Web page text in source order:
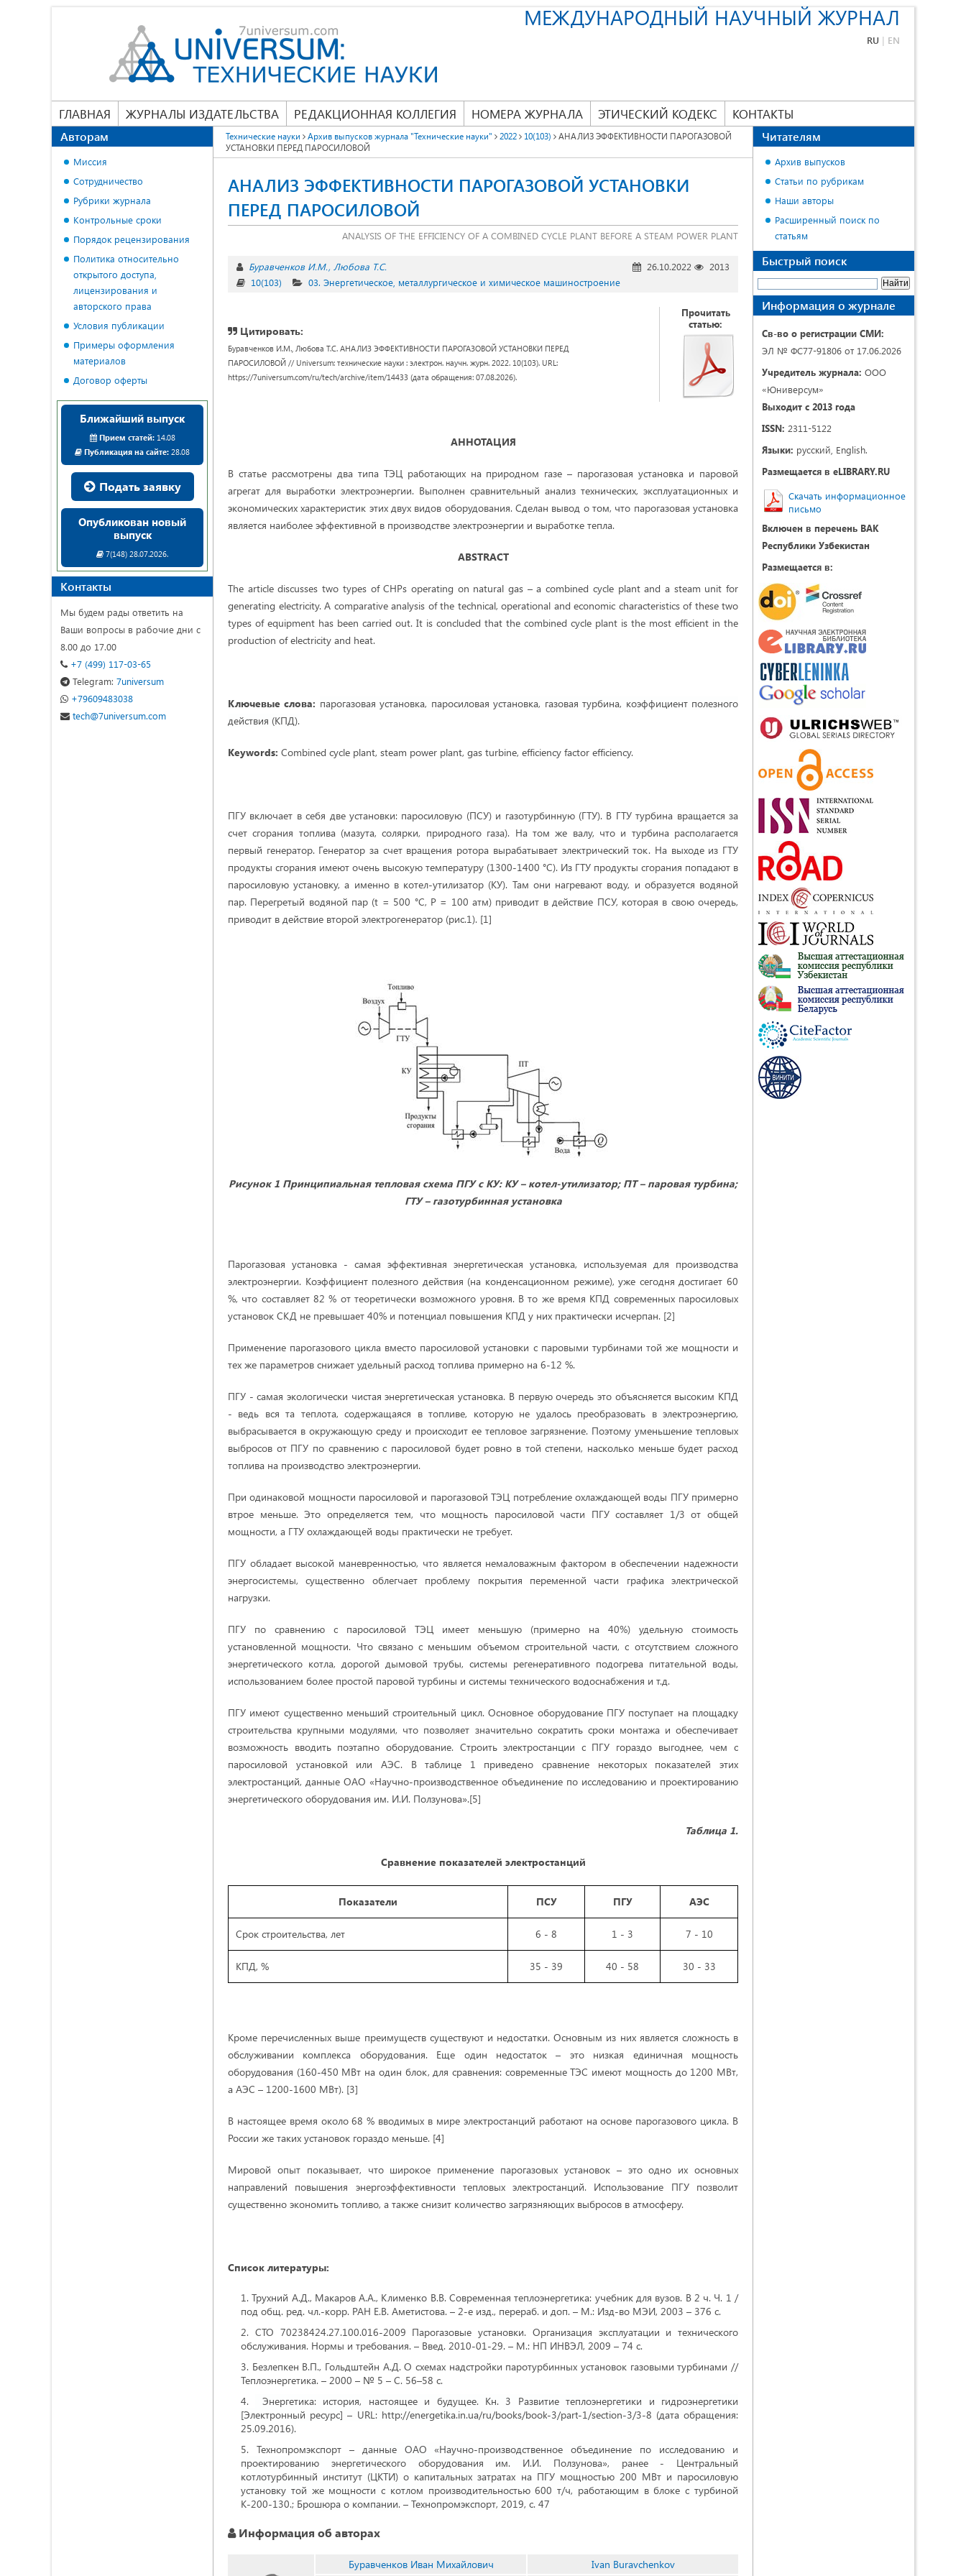
МЕЖДУНАРОДНЫЙ НАУЧНЫЙ ЖУРНАЛ
RU | EN
ГЛАВНАЯ ЖУРНАЛЫ ИЗДАТЕЛЬСТВА РЕДАКЦИОННАЯ КОЛЛЕГИЯ НОМЕРА ЖУРНАЛА ЭТИЧЕСКИЙ КОДЕКС КОНТАКТЫ
Технические науки Архив выпусков журнала "Технические науки" 2022 10(103)
АНАЛИЗ ЭФФЕКТИВНОСТИ ПАРОГАЗОВОЙ
УСТАНОВКИ ПЕРЕД ПАРОСИЛОВОЙ
АНАЛИЗ ЭФФЕКТИВНОСТИ ПАРОГАЗОВОЙ УСТАНОВКИ
ПЕРЕД ПАРОСИЛОВОЙ
ANALYSIS OF THE EFFICIENCY OF A COMBINED CYCLE PLANT BEFORE A STEAM POWER PLANT
Буравченков И.М. Любова Т.С. 26.10.2022
2013
10(103)
03. Энергетическое, металлургическое и химическое машиностроение
Цитировать:
Буравченков И.М., Любова Т.С. АНАЛИЗ ЭФФЕКТИВНОСТИ ПАРОГАЗОВОЙ УСТАНОВКИ ПЕРЕД
ПАРОСИЛОВОЙ // Universum: технические науки : электрон. научн. журн. 2022. 10(103). URL:
https://7universum.com/ru/tech/archive/item/14433 (дата обращения: 07.08.2026).
Прочитать
статью:
АННОТАЦИЯ
В статье рассмотрены два типа ТЭЦ работающих на природном газе – парогазовая установка и паровой
агрегат для выработки электроэнергии. Выполнен сравнительный анализ технических, эксплуатационных и
экономических характеристик этих двух видов оборудования. Сделан вывод о том, что парогазовая установка
является наиболее эффективной в производстве электроэнергии и выработке тепла.
ABSTRACT
The article discusses two types of CHPs operating on natural gas – a combined cycle plant and a steam unit for
generating electricity. A comparative analysis of the technical, operational and economic characteristics of these two
types of equipment has been carried out. It is concluded that the combined cycle plant is the most efficient in the
production of electricity and heat.
Ключевые слова: парогазовая установка, паросиловая установка, газовая турбина, коэффициент полезного
действия (КПД).
Keywords: Combined cycle plant, steam power plant, gas turbine, efficiency factor efficiency.
ПГУ включает в себя две установки: паросиловую (ПСУ) и газотурбинную (ГТУ). В ГТУ турбина вращается за
счет сгорания топлива (мазута, солярки, природного газа). На том же валу, что и турбина располагается
первый генератор. Генератор за счет вращения ротора вырабатывает электрический ток. На выходе из ГТУ
продукты сгорания имеют очень высокую температуру (1300-1400 °С). Из ГТУ продукты сгорания попадают в
паросиловую установку, а именно в котел-утилизатор (КУ). Там они нагревают воду, и образуется водяной
пар. Перегретый водяной пар (t = 500 °С, P = 100 атм) приводит в действие ПСУ, которая в свою очередь,
приводит в действие второй электрогенератор (рис.1). [1]
Рисунок 1 Принципиальная тепловая схема ПГУ с КУ: КУ – котел-утилизатор; ПТ – паровая турбина;
ГТУ – газотурбинная установка
Парогазовая установка - самая эффективная энергетическая установка, используемая для производства
электроэнергии. Коэффициент полезного действия (на конденсационном режиме), уже сегодня достигает 60
%, что составляет 82 % от теоретически возможного уровня. В то же время КПД современных паросиловых
установок СКД не превышает 40% и потенциал повышения КПД у них практически исчерпан. [2]
Применение парогазового цикла вместо паросиловой установки с паровыми турбинами той же мощности и
тех же параметров снижает удельный расход топлива примерно на 6-12 %.
ПГУ - самая экологически чистая энергетическая установка. В первую очередь это объясняется высоким КПД
- ведь вся та теплота, содержащаяся в топливе, которую не удалось преобразовать в электроэнергию,
выбрасывается в окружающую среду и происходит ее тепловое загрязнение. Поэтому уменьшение тепловых
выбросов от ПГУ по сравнению с паросиловой будет ровно в той степени, насколько меньше будет расход
топлива на производство электроэнергии.
При одинаковой мощности паросиловой и парогазовой ТЭЦ потребление охлаждающей воды ПГУ примерно
втрое меньше. Это определяется тем, что мощность паросиловой части ПГУ составляет 1/3 от общей
мощности, а ГТУ охлаждающей воды практически не требует.
ПГУ обладает высокой маневренностью, что является немаловажным фактором в обеспечении надежности
энергосистемы, существенно облегчает проблему покрытия переменной части графика электрической
нагрузки.
ПГУ по сравнению с паросиловой ТЭЦ имеет меньшую (примерно на 40%) удельную стоимость
установленной мощности. Что связано с меньшим объемом строительной части, с отсутствием сложного
энергетического котла, дорогой дымовой трубы, системы регенеративного подогрева питательной воды,
использованием более простой паровой турбины и системы технического водоснабжения и т.д.
ПГУ имеют существенно меньший строительный цикл. Основное оборудование ПГУ поступает на площадку
строительства крупными модулями, что позволяет значительно сократить сроки монтажа и обеспечивает
возможность вводить поэтапно оборудование. Строить электростанции с ПГУ гораздо выгоднее, чем с
паросиловой установкой или АЭС. В таблице 1 приведено сравнение некоторых показателей этих
электростанций, данные ОАО «Научно-производственное объединение по исследованию и проектированию
энергетического оборудования им. И.И. Ползунова».[5]
Таблица 1.
Сравнение показателей электростанций
Показатели ПСУ ПГУ АЭС
Срок строительства, лет 6 - 8 1 - 3 7 - 10
КПД, % 35 - 39 40 - 58 30 - 33
Кроме перечисленных выше преимуществ существуют и недостатки. Основным из них является сложность в
обслуживании комплекса оборудования. Еще один недостаток – это низкая единичная мощность
оборудования (160-450 МВт на один блок, для сравнения: современные ТЭС имеют мощность до 1200 МВт,
а АЭС – 1200-1600 МВт). [3]
В настоящее время около 68 % вводимых в мире электростанций работают на основе парогазового цикла. В
России же таких установок гораздо меньше. [4]
Мировой опыт показывает, что широкое применение парогазовых установок – это одно их основных
направлений повышения энергоэффективности тепловых электростанций. Использование ПГУ позволит
существенно экономить топливо, а также снизит количество загрязняющих выбросов в атмосферу.
Список литературы:
Трухний А.Д., Макаров А.А., Клименко В.В. Современная теплоэнергетика: учебник для вузов. В 2 ч. Ч. 1 /
под общ. ред. чл.-корр. РАН Е.В. Аметистова. – 2-е изд., перераб. и доп. – М.: Изд-во МЭИ, 2003 – 376 с.
СТО 70238424.27.100.016-2009 Парогазовые установки. Организация эксплуатации и технического
обслуживания. Нормы и требования. – Введ. 2010-01-29. – М.: НП ИНВЭЛ, 2009 – 74 с.
Безлепкен В.П., Гольдштейн А.Д. О схемах надстройки паротурбинных установок газовыми турбинами //
Теплоэнергетика. – 2000 – № 5 – С. 56–58 с.
Энергетика: история, настоящее и будущее. Кн. 3 Развитие теплоэнергетики и гидроэнергетики
[Электронный ресурс] – URL: http://energetika.in.ua/ru/books/book-3/part-1/section-3/3-8 (дата обращения:
25.09.2016).
Технопромэкспорт – данные ОАО «Научно-производственное объединение по исследованию и
проектированию энергетического оборудования им. И.И. Ползунова», ранее - Центральный
котлотурбинный институт (ЦКТИ) о капитальных затратах на ПГУ мощностью 200 МВт и паросиловую
установку той же мощности с котлом производительностью 600 т/ч, работающим в блоке с турбиной
К-200-130.; Брошюра о компании. – Технопромэкспорт, 2019, с. 47
Информация об авторах
Буравченков Иван Михайлович Ivan Buravchenkov
Авторам
Миссия
Сотрудничество
Рубрики журнала
Контрольные сроки
Порядок рецензирования
Политика относительно
открытого доступа,
лицензирования и
авторского права
Условия публикации
Примеры оформления
материалов
Договор оферты
Ближайший выпуск
Прием статей:14.08
Публикация на сайте: 28.08
Подать заявку
Опубликован новый
выпуск
7(148) 28.07.2026.
Контакты
Мы будем рады ответить на
Ваши вопросы в рабочие дни с
8.00 до 17.00
+7 (499) 117-03-65
Telegram: 7universum
+79609483038
tech@7universum.com
Читателям
Архив выпусков
Статьи по рубрикам
Наши авторы
Расширенный поиск по
статьям
Быстрый поиск
Информация о журнале
Св-во о регистрации СМИ:
ЭЛ № ФС77-91806 от 17.06.2026
Учредитель журнала: ООО
«Юниверсум»
Выходит с 2013 года
ISSN: 2311-5122
Языки: русский, English.
Размещается в eLIBRARY.RU
Скачать информационное
письмо
Включен в перечень ВАК
Республики Узбекистан
Размещается в: